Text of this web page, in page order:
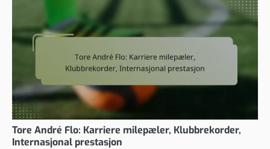
Tore André Flo: Karriere milepæler, Klubbrekorder,
Internasjonal prestasjon